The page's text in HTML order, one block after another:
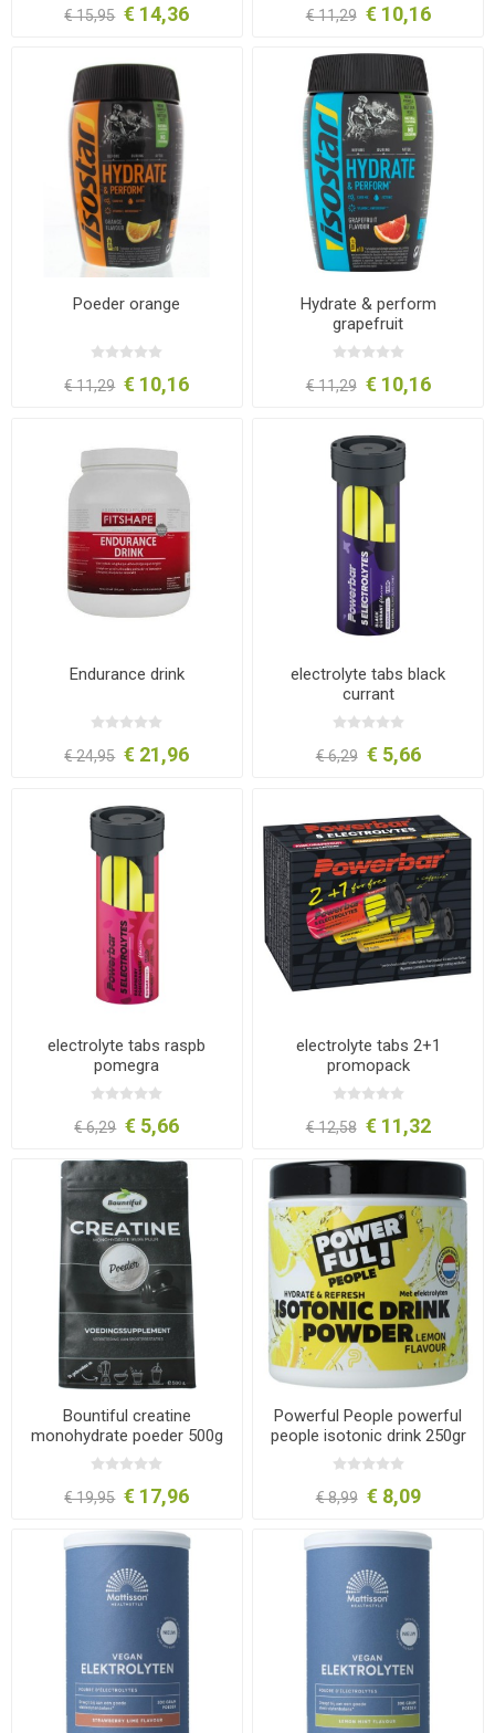
€ 15,95 € 14,36 € 11,29 € 10,16
Poeder orange
€ 11,29 € 10,16
Hydrate & perform
grapefruit
€ 11,29 € 10,16
Endurance drink
€ 24,95 € 21,96
electrolyte tabs black
currant
€ 6,29 € 5,66
electrolyte tabs raspb
pomegra
€ 6,29 € 5,66
electrolyte tabs 2+1
promopack
€ 12,58 € 11,32
Bountiful creatine
monohydrate poeder 500g
€ 19,95 € 17,96
Powerful People powerful
people isotonic drink 250gr
€ 8,99 € 8,09